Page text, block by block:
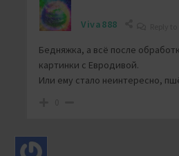
Viva888
Бедняжка, а всё после
картинки с Евродивой.
Или ему стало неинтересно,